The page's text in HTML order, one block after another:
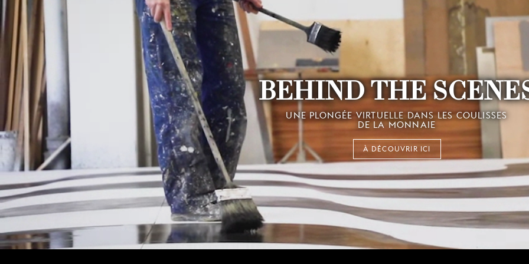
BEHIND THE
UNE PLONGÉE VIRTUELLE DANS LES COULISSES
DE LA MONNAIE
À DÉCOUVRIR ICI